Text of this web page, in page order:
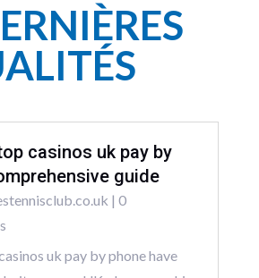
casinos uk pay by
guide
| 0
uk pay by phone have